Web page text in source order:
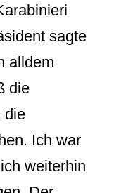
sagte
alldem
die
die
Ich war
weiterhin